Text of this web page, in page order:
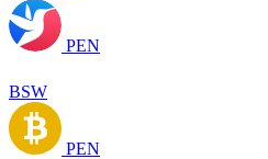
PEN
BSW
PEN